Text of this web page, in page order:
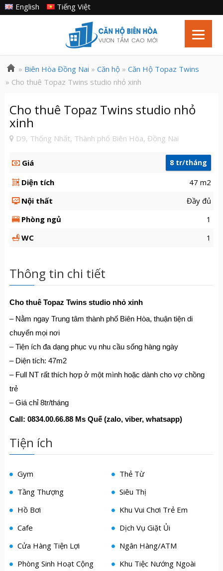
Tiếng Việt
English
» Biên Hòa Đồng Nai » Căn hộ» Căn Hộ Topaz Twins
» Cho thuê Topaz Twins studio nhỏ xinh
Cho thuê Topaz Twins studio nhỏ
xinh
D9, Thống Nhất, Thành phố Biên Hòa, Đồng Nai
Giá 8 tr/tháng
Diện tích
47 m2
Nội thất
Đầy đủ
Phòng ngủ
1
WC
1
Thông tin chi tiết
Cho thuê Topaz Twins studio nhỏ xinh
– Nằm ngay Trung tâm thành phố Biên Hòa, thuận tiện di
chuyển mọi nơi
– Tiện ích đa dạng phục vụ nhu cầu sống hàng ngày
– Diện tích: 47m2
– Full NT rất thích hợp ở một mình hoặc dành cho vợ chồng
trẻ
– Giá chỉ 8tr/tháng
Call: 0834.00.66.88 Ms Quế (zalo, viber, whatsapp)
Tiện ích
Gym
Thẻ Từ
Tầng Thượng
Siêu Thị
Hồ Bơi
Khu Vui Chơi Trẻ Em
Cafe
Dịch Vụ Giặt Ủi
Cửa Hàng Tiện Lợi
Ngân Hàng/ATM
Phòng Sinh Hoạt Cộng
Khu Tiệc Nướng Ngoài